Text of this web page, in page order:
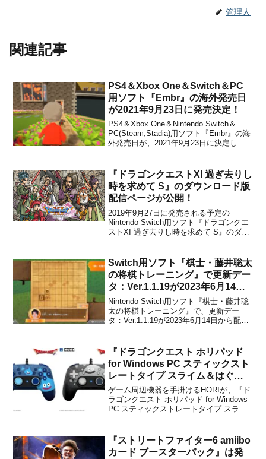
管理人
関連記事
PS4＆Xbox One＆Switch＆PC
用ソフト『Embr』の海外発売日
が2021年9月23日に発売決定！
PS4＆Xbox One＆Nintendo Switch＆
PC(Steam,Stadia)用ソフト『Embr』の海
外発売日が、2021年9月23日に決定した
た。PS4とSwitchでは...
『ドラゴンクエストXI 過ぎ去りし
時を求めて S』のダウンロード版
配信ページが公開！
2019年9月27日に発売される予定の
Nintendo Switch用ソフト『ドラゴンクエ
ストXI 過ぎ去りし時を求めて S』のダウ
ド」はまだできないようですが、気にな
る方はチェックしておきましょう。【配
信ペ...
Switch用ソフト『棋士・藤井聡太
の将棋トレーニング』で更新デー
タ：Ver.1.1.19が2023年6月14日
から配信開始！
Nintendo Switch用ソフト『棋士・藤井聡
太の将棋トレーニング』で、更新デー
タ：Ver.1.1.19が2023年6月14日から配信
井聡太先生の七冠達成に伴い、タイトル
画面を変更したとのこと。■アップ...
『ドラゴンクエスト ホリパッド
for Windows PC スティックスト
レートタイプ スライム＆はぐれ
メタル』が予約開始！
ゲーム周辺機器を手掛けるHORIが、『ド
ラゴンクエスト ホリパッド for Windows
PC スティックストレートタイプ スライ
コントローラー『ホリパッド for
Windows PC スティックス...
『ストリートファイター6 amiibo
カード ブースターパック』は発